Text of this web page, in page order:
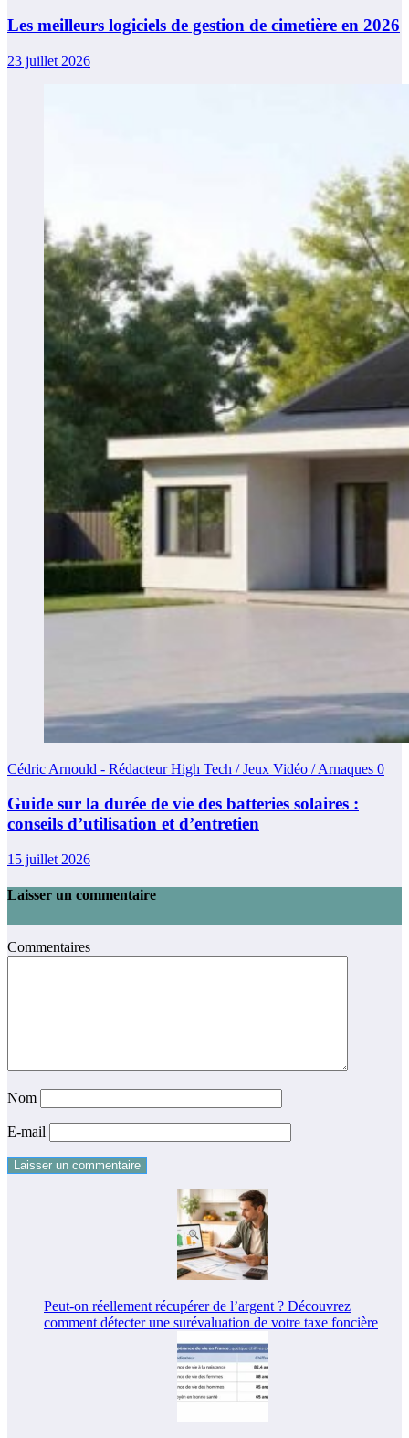
Les meilleurs logiciels de gestion de cimetière en 2026
23 juillet 2026
Cédric Arnould - Rédacteur High Tech / Jeux Vidéo / Arnaques 0
Guide sur la durée de vie des batteries solaires :
conseils d’utilisation et d’entretien
15 juillet 2026
Laisser un commentaire
Commentaires
Nom
E-mail
Peut-on réellement récupérer de l’argent ? Découvrez
comment détecter une surévaluation de votre taxe foncière